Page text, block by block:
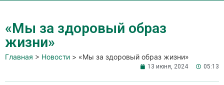
«Мы за здоровый образ
жизни»
Главная > Новости > «Мы за здоровый образ жизни»
13 июня, 2024 05:13